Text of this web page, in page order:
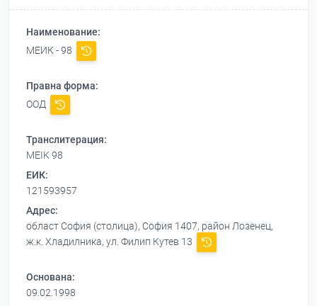
Наименование:
МЕИК - 98
Правна форма:
ООД
Транслитерация:
MEIK 98
ЕИК:
121593957
Адрес:
област София (столица), София 1407, район Лозенец,
ж.к. Хладилника, ул. Филип Кутев 13
Основана:
09.02.1998